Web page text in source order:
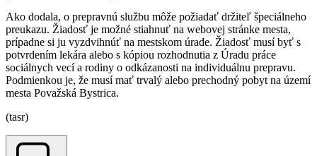
Ako dodala, o prepravnú službu môže požiadať držiteľ špeciálneho
preukazu. Žiadosť je možné stiahnuť na webovej stránke mesta,
prípadne si ju vyzdvihnúť na mestskom úrade. Žiadosť musí byť s
potvrdením lekára alebo s kópiou rozhodnutia z Úradu práce
sociálnych vecí a rodiny o odkázanosti na individuálnu prepravu.
Podmienkou je, že musí mať trvalý alebo prechodný pobyt na území
mesta Považská Bystrica.
(tasr)